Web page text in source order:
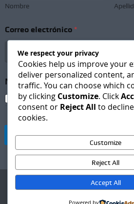
e
l
e
ó
i
Nombre
Correo electrónico *
Newsletter Subscription *
I agree to receive newsletters
Suscribirse
We respect your privacy
Cookies help us improve your
deliver personalized content,
traffic. You can choose which
by clicking Customize. Click
consent or Reject All to
cookies.
Customize
Reject All
Accept All
Powered by